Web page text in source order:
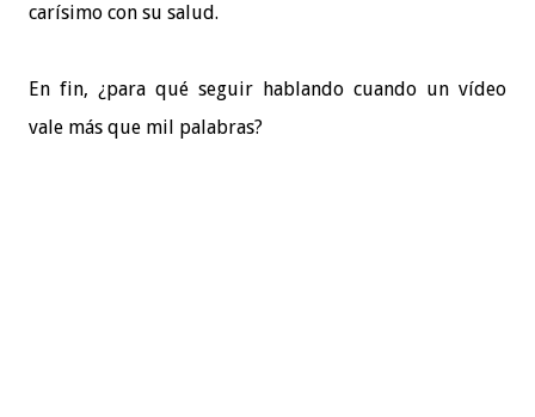
carísimo con su salud.
En fin, ¿para qué seguir hablando cuando un vídeo
vale más que mil palabras?